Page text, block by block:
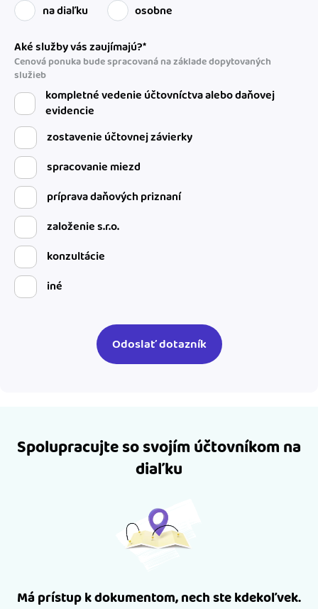
na diaľku osobne
Aké služby vás zaujímajú?*
Cenová ponuka bude spracovaná na základe dopytovaných
služieb
kompletné vedenie účtovníctva alebo daňovej
evidencie
zostavenie účtovnej závierky
spracovanie miezd
príprava daňových priznaní
založenie s.r.o.
konzultácie
iné
Spolupracujte so svojím účtovníkom na
diaľku
Má prístup k dokumentom, nech ste kdekoľvek.